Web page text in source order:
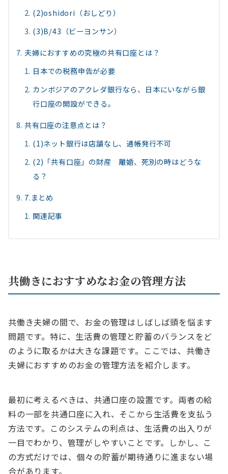
(2)oshidori（おしどり）
(3)B/43（ビーヨンサン）
夫婦におすすめの究極の共有口座とは？
日本での税務申告が必要
カンボジアのアクレダ銀行なら、日本にいながら銀
行口座の開設ができる。
共有口座の注意点とは？
(1)ネット銀行は店舗なし、通帳発行不可
(2)「共有口座」の財産 離婚、死別の時はどうな
る？
7.まとめ
関連記事
共働きにおすすめなお金の管理方法
共働き夫婦の間で、お金の管理はしばしば頭を悩ます
問題です。特に、生活費の管理と貯蓄のバランスをど
のように取るかは大きな課題です。ここでは、共働き
夫婦におすすめのお金の管理方法を紹介します。
最初に考えるべきは、共通口座の設置です。両者の給
料の一部を共通口座に入れ、そこから生活費を支払う
方法です。このシステムの利点は、生活費の出入りが
一目でわかり、管理がしやすいことです。しかし、こ
の方式だけでは、個々の貯蓄が期待通りに進まない場
合があります。